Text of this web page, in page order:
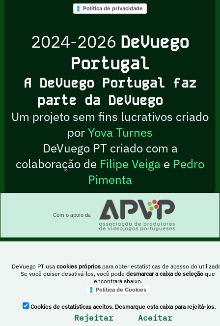
DeVuego PT usa cookies própriospara obter estatísticas de acesso do
Se você quiser desativá-los, você pode desmarcar a caixa de seleção que
encontrará abaixo.
Política de Cookies
Cookies de estatísticas aceitos. Desmarque esta caixa para rejeitá-los.
Rejeitar Aceitar
Política de privacidade
2024-2026 DeVuego
Portugal
A DeVuego Portugal faz
parte da DeVuego
Um projeto sem fins lucrativos criado
porYova Turnes
DeVuego PT criado com a
colaboração de Filipe Veiga e Pedro
Pimenta
Com o apoio da
Esta obra está sob uma licença Creative Commons Atribuição-NãoComercial-
PartilhaIgual 4.0 Internacional
DeVuego Espanha
DeVuego LATAM
DeVuego Portugal